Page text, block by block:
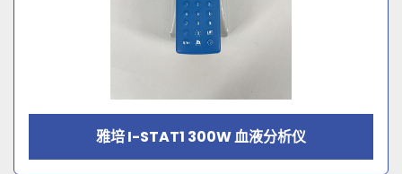
雅培 I-STAT1 300W 血液分析仪